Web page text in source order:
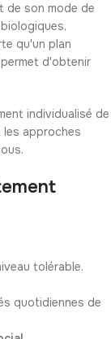
de son mode de
qu'un plan
d'obtenir
individualisé de
les approches
tolérable.
quotidiennes de